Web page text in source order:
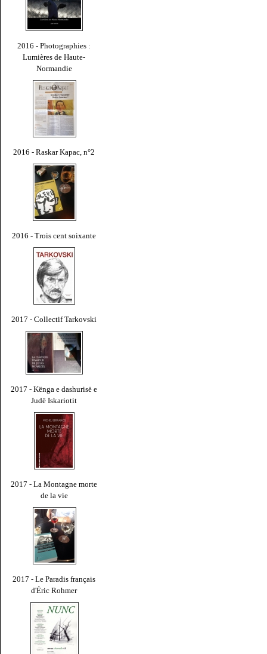
2016 - Photographies :
Lumières de Haute-
Normandie
2016 - Raskar Kapac, n°2
2016 - Trois cent soixante
2017 - Collectif Tarkovski
2017 - Kënga e dashurisë e
Judë Iskariotit
2017 - La Montagne morte
de la vie
2017 - Le Paradis français
d'Éric Rohmer